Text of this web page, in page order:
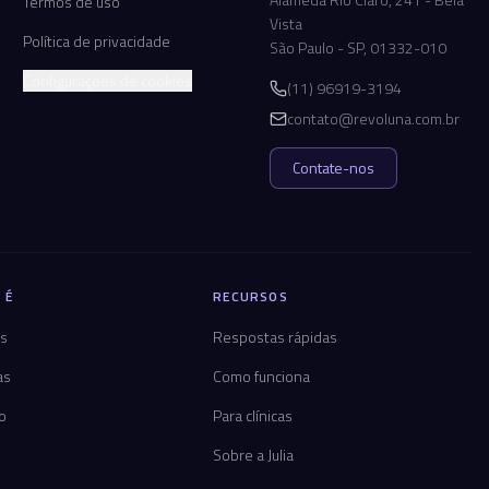
Política de privacidade
Vista
São Paulo - SP, 01332-010
(11) 96919-3194
contato@revoluna.com.br
Contate-nos
RECURSOS
Respostas rápidas
Como funciona
Para clínicas
Sobre a Julia